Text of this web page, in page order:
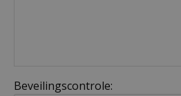
Beveilingscontrole: